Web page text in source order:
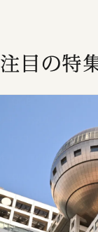
注目の特